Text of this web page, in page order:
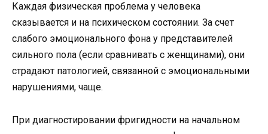
Каждая физическая проблема у человека
сказывается и на психическом состоянии. За счет
слабого эмоционального фона у представителей
сильного пола (если сравнивать с женщинами), они
страдают патологией, связанной с эмоциональными
нарушениями, чаще.
При диагностировании фригидности на начальном